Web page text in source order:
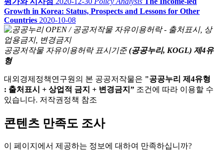
Growth in Korea: Status, Prospects and Lessons for Other
Countries 2020-10-08
공공저작물 자유이용허락 표시기준 (공공누리, KOGL) 제4유
형
대외경제정책연구원의 본 공공저작물은 "공공누리 제4유형
: 출처표시 + 상업적 금지 + 변경금지” 조건에 따라 이용할 수
있습니다. 저작권정책 참조
콘텐츠 만족도 조사
이 페이지에서 제공하는 정보에 대하여 만족하십니까?